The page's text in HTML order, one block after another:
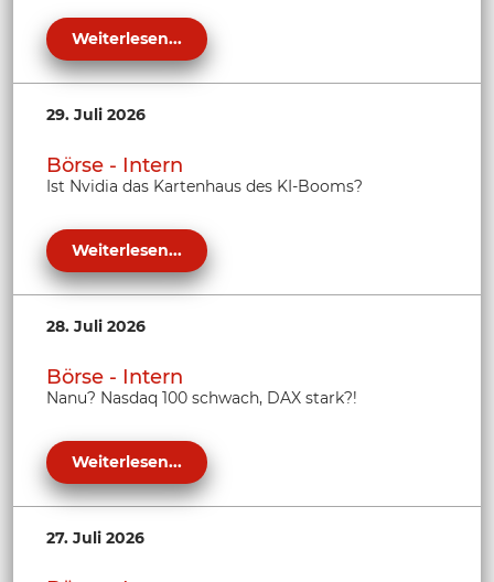
Weiterlesen...
29. Juli 2026
Börse - Intern
Ist Nvidia das Kartenhaus des KI-Booms?
Weiterlesen...
28. Juli 2026
Börse - Intern
Nanu? Nasdaq 100 schwach, DAX stark?!
Weiterlesen...
27. Juli 2026